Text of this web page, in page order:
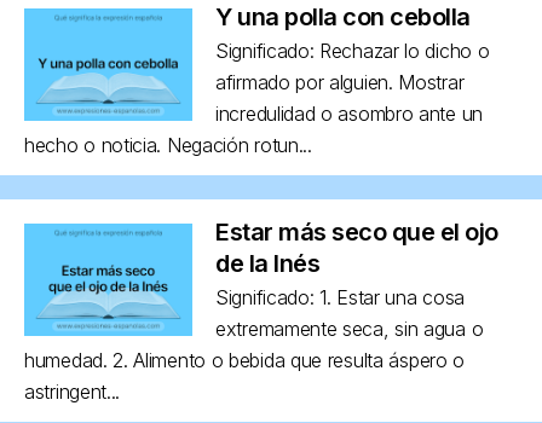
Y una polla con cebolla
Significado: Rechazar lo dicho o
afirmado por alguien. Mostrar
incredulidad o asombro ante un
hecho o noticia. Negación rotun...
Estar más seco que el ojo
de la Inés
Significado: 1. Estar una cosa
extremamente seca, sin agua o
humedad. 2. Alimento o bebida que resulta áspero o
astringent...